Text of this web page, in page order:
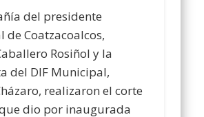
del presidente
de Coatzacoalcos,
Rosiñol y la
del DIF Municipal,
realizaron el corte
dio por inaugurada